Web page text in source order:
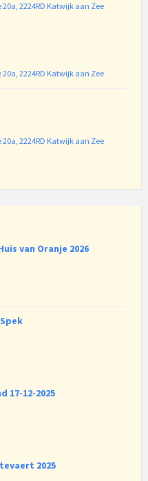
2224RD Katwijk aan Zee
2224RD Katwijk aan Zee
2224RD Katwijk aan Zee
van Oranje 2026
17-12-2025
2025